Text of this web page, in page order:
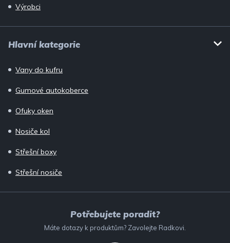
Výrobci
Hlavní kategorie
Vany do kufru
Gumové autokoberce
Ofuky oken
Nosiče kol
Střešní boxy
Střešní nosiče
Potřebujete poradit?
Máte dotazy k produktům? Zavolejte Radkovi.